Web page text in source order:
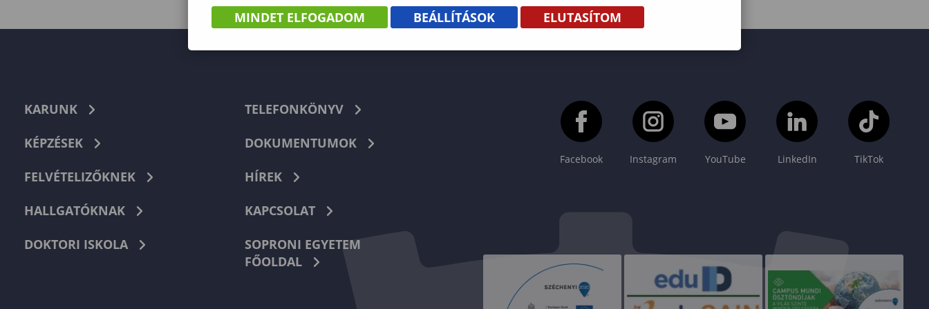
KARUNK
KÉPZÉSEK
FELVÉTELIZŐKNEK
HALLGATÓKNAK
DOKTORI ISKOLA
TELEFONKÖNYV
DOKUMENTUMOK
HÍREK
KAPCSOLAT
SOPRONI EGYETEM
FŐOLDAL
Facebook Instagram YouTube LinkedIn TikTok
MINDET ELFOGADOM BEÁLLÍTÁSOK ELUTASÍTOM